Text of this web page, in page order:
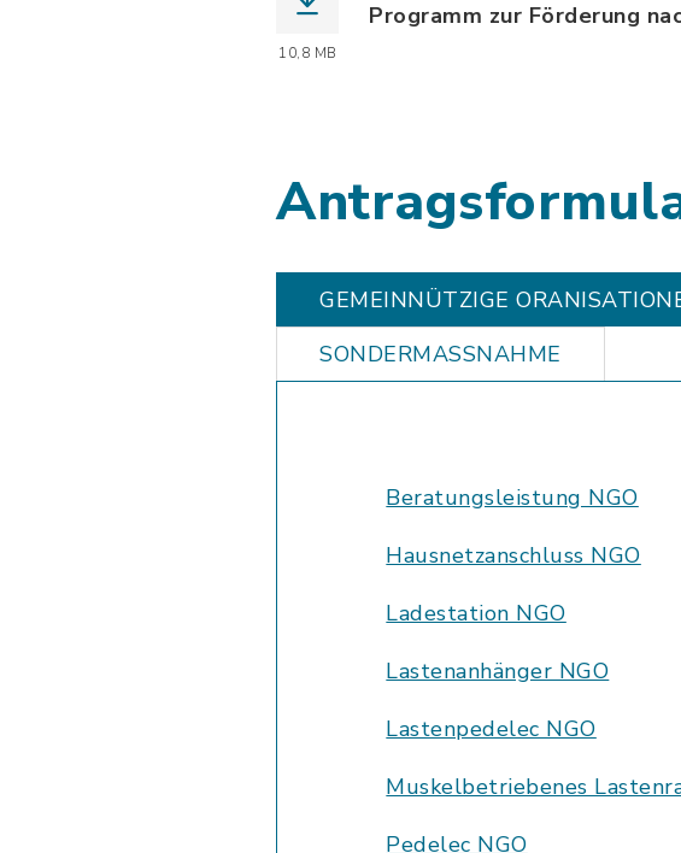
10,8 MB
Programm zur Förderung
GEMEINNÜTZIGE
SONDERMASSNAHME
Beratungsleistung NGO
Hausnetzanschluss NGO
Ladestation NGO
Lastenanhänger NGO
Lastenpedelec NGO
Muskelbetriebenes
Pedelec NGO